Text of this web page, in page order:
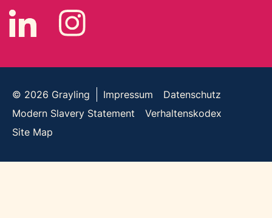
© 2026 Grayling Impressum
Datenschutz
Modern Slavery Statement
Verhaltenskodex
Site Map